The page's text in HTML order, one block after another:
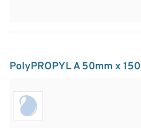
PolyPROPYL A 50mm x